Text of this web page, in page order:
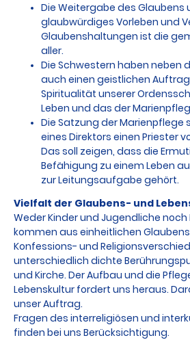
Die Weitergabe des Glaubens
glaubwürdiges Vorleben und
Glaubenshaltungen ist die
aller.
Die Schwestern haben neben
auch einen geistlichen
Spiritualität unserer
Leben und das der
Die Satzung der Marienpflege
eines Direktors einen Priester
Das soll zeigen, dass die
Befähigung zu einem Leben
zur Leitungsaufgabe gehört.
Vielfalt der Glaubens- und
Weder Kinder und Jugendliche
kommen aus einheitlichen
Konfessions- und
unterschiedlich dichte
und Kirche. Der Aufbau und die
Lebenskultur fordert uns heraus.
unser Auftrag.
Fragen des interreligiösen und
finden bei uns Berücksichtigung.